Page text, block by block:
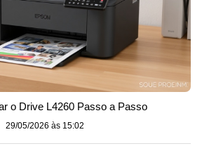
o Drive L4260 Passo a Passo
29/05/2026 às 15:02